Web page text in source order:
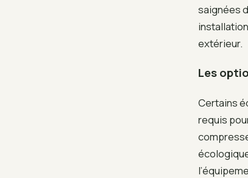
saignées
extérieur.
Les
Certains
requis